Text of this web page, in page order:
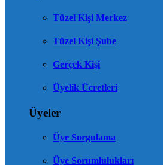
Tüzel Kişi Merkez
Tüzel Kişi Şube
Gerçek Kişi
Üyelik Ücretleri
Üyeler
Üye Sorgulama
Üye Sorumlulukları